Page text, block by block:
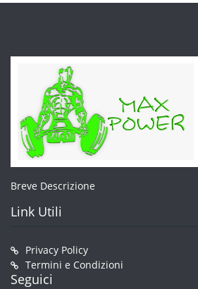
prodotto
Breve Descrizione
Link Utili
Privacy Policy
Termini e Condizioni
Seguici